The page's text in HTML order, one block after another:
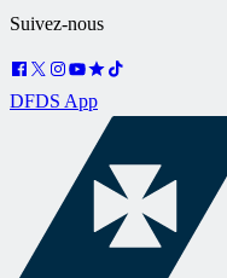
Suivez-nous
DFDS App